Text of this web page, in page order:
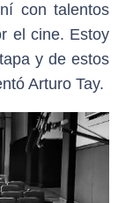
con talentos
el cine. Estoy
y de estos
Arturo Tay.